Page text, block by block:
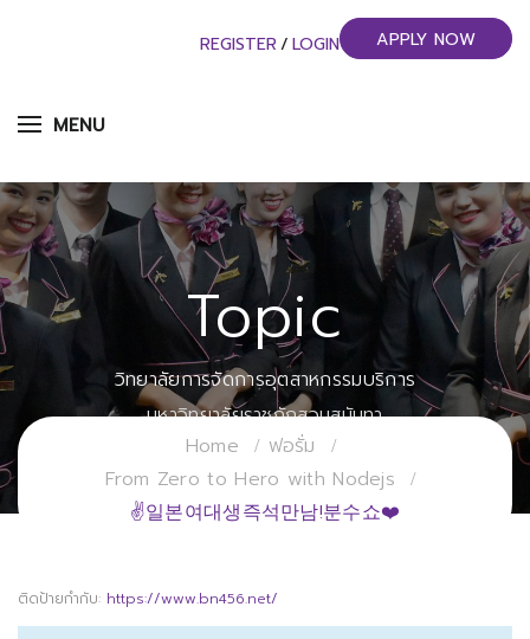
MENU
REGISTER / LOGIN APPLY NOW
Topic
วิทยาลัยการจัดการอุตสาหกรรมบริการ
มหาวิทยาลัยราชภัฏสวนสุนันทา
Home
ฟอรั่ม
From Zero to Hero with Nodejs
✌일본여대생즉석만남!분수쇼❤️
ติดป้ายกำกับ: https://www.bn456.net/